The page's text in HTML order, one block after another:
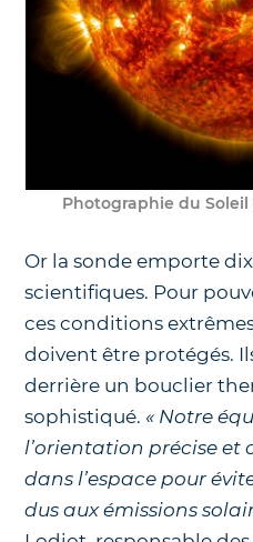
Photographie du Soleil
Or la sonde emporte
scientifiques. Pour
ces conditions
doivent être protégés.
derrière un bouclier
sophistiqué. « Notre
l’orientation précise et
dans l’espace pour
dus aux émissions